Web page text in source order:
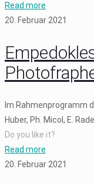
Read more
20. Februar 2021
Im Rahmenprogramm
Huber, Ph. Micol, E.
Do you like it?
Read more
20. Februar 2021